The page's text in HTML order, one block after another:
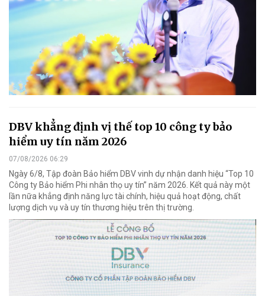
DBV khẳng định vị thế top 10 công ty bảo
hiểm uy tín năm 2026
07/08/2026 06:29
Ngày 6/8, Tập đoàn Bảo hiểm DBV vinh dự nhận danh hiệu “Top 10
Công ty Bảo hiểm Phi nhân thọ uy tín” năm 2026. Kết quả này một
lần nữa khẳng định năng lực tài chính, hiệu quả hoạt động, chất
lượng dịch vụ và uy tín thương hiệu trên thị trường.